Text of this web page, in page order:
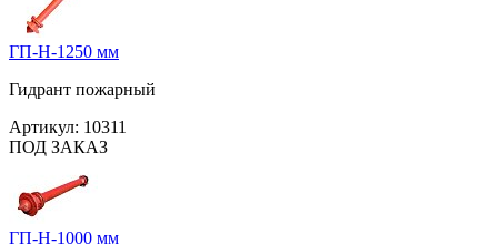
ГП-Н-1250 мм
Гидрант пожарный
Артикул: 10311
ПОД ЗАКАЗ
ГП-Н-1000 мм